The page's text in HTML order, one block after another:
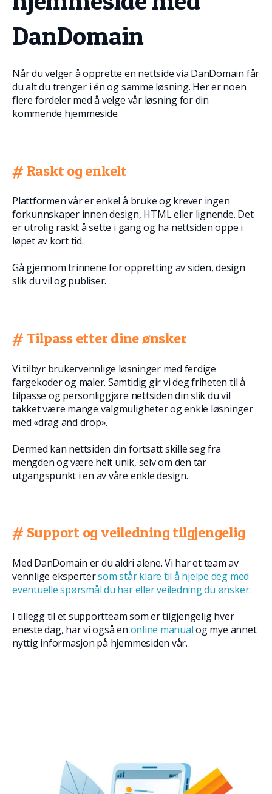
DanDomain
Når du velger å opprette en nettside via DanDomain får
du alt du trenger i én og samme løsning. Her er noen
flere fordeler med å velge vår løsning for din
kommende hjemmeside.
# Raskt og enkelt
Plattformen vår er enkel å bruke og krever ingen
forkunnskaper innen design, HTML eller lignende. Det
er utrolig raskt å sette i gang og ha nettsiden oppe i
løpet av kort tid.
Gå gjennom trinnene for oppretting av siden, design
slik du vil og publiser.
# Tilpass etter dine ønsker
Vi tilbyr brukervennlige løsninger med ferdige
fargekoder og maler. Samtidig gir vi deg friheten til å
tilpasse og personliggjøre nettsiden din slik du vil
takket være mange valgmuligheter og enkle løsninger
med «drag and drop».
Dermed kan nettsiden din fortsatt skille seg fra
mengden og være helt unik, selv om den tar
utgangspunkt i en av våre enkle design.
# Support og veiledning tilgjengelig
Med DanDomain er du aldri alene. Vi har et team av
vennlige ekspertersom står klare til å hjelpe deg med
eventuelle spørsmål du har eller veiledning du ønsker.
I tillegg til et supportteam som er tilgjengelig hver
eneste dag, har vi også en online manualog mye annet
nyttig informasjon på hjemmesiden vår.